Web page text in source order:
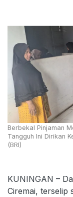
Berbekal Pinjaman
Tangguh Ini Dirikan
(BRI)
KUNINGAN –
Ciremai, terselip